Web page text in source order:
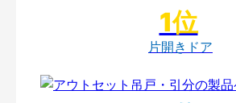
片開きドア